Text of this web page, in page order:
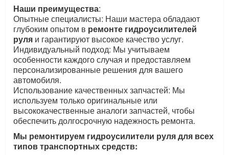
Наши преимущества:
Опытные специалисты: Наши мастера обладают
глубоким опытом в ремонте гидроусилителей
руля и гарантируют высокое качество услуг.
Индивидуальный подход: Мы учитываем
особенности каждого случая и предоставляем
персонализированные решения для вашего
автомобиля.
Использование качественных запчастей: Мы
используем только оригинальные или
высококачественные аналоги запчастей, чтобы
обеспечить долгосрочную надежность ремонта.
Мы ремонтируем гидроусилители руля для всех
типов транспортных средств: